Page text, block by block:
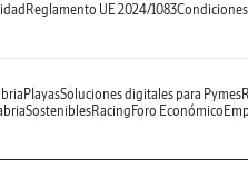
Reglamento UE 2024/1083
PlayasSoluciones digitales para Pymes
SosteniblesRacing Foro Económico